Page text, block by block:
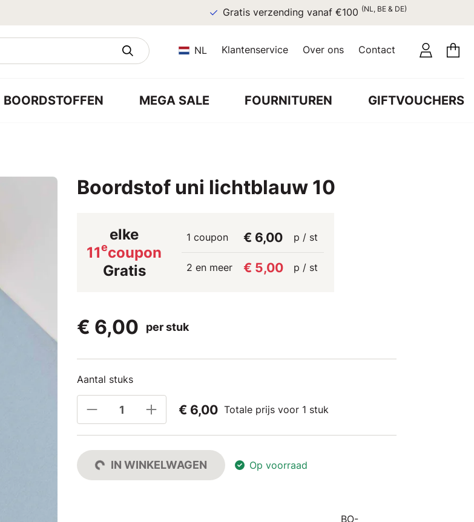
Gratis verzending vanaf €100 (NL, BE & DE)
NL Klantenservice Over ons Contact
BOORDSTOFFEN MEGA SALE FOURNITUREN GIFTVOUCHERS
Boordstof uni lichtblauw 10
elke
11ecoupon
Gratis
1 coupon € 6,00 p / st
2 en meer € 5,00 p / st
€ 6,00 per stuk
Aantal stuks
€ 6,00 Totale prijs voor 1 stuk
IN WINKELWAGEN Op voorraad
BO-